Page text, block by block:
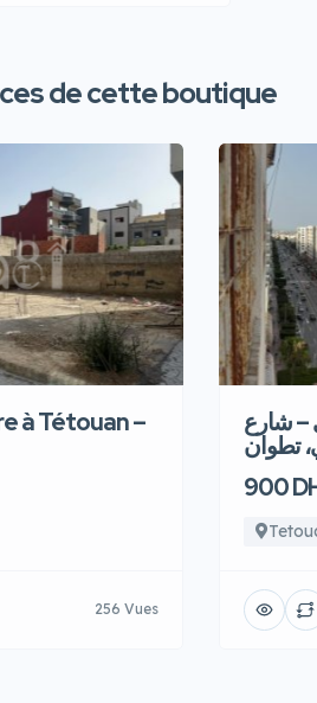
de cette boutique
à Tétouan –
256 Vues
– شارع
تطوان
900